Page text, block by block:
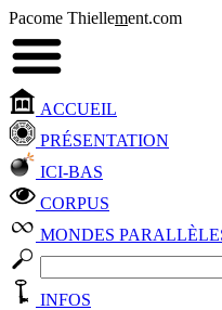
Pacome Thiellement.com
ACCUEIL
PRÉSENTATION
ICI-BAS
CORPUS
MONDES
INFOS